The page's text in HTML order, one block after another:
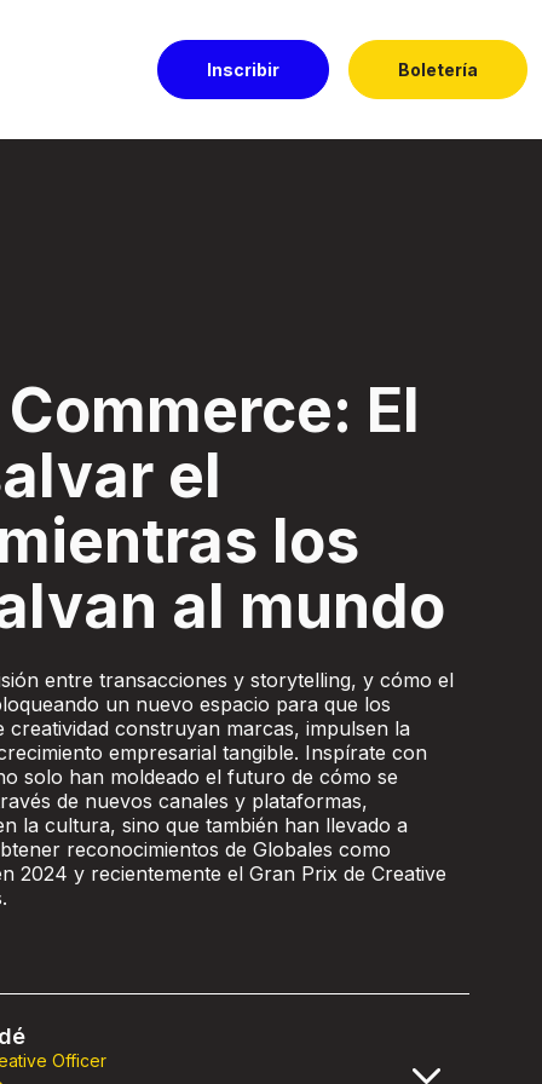
Inscribir Boletería
El
el
los
al mundo
entre transacciones y storytelling, y cómo el
un nuevo espacio para que los
creatividad construyan marcas, impulsen la
empresarial tangible. Inspírate con
solo han moldeado el futuro de cómo se
de nuevos canales y plataformas,
la cultura, sino que también han llevado a
reconocimientos de Globales como
2024 y recientemente el Gran Prix de Creative
Officer